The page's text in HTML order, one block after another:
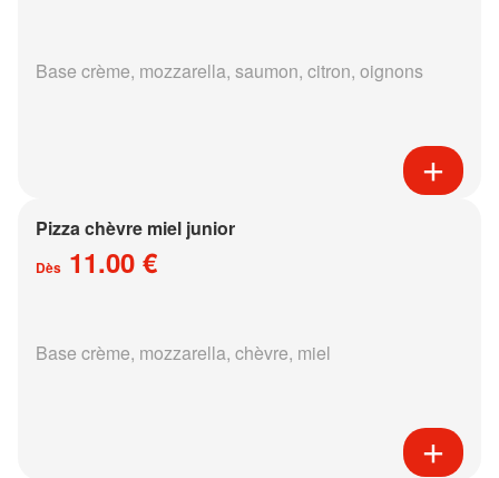
Base crème, mozzarella, saumon, citron, oignons
Pizza chèvre miel junior
Dès 11.00 €
Base crème, mozzarella, chèvre, miel